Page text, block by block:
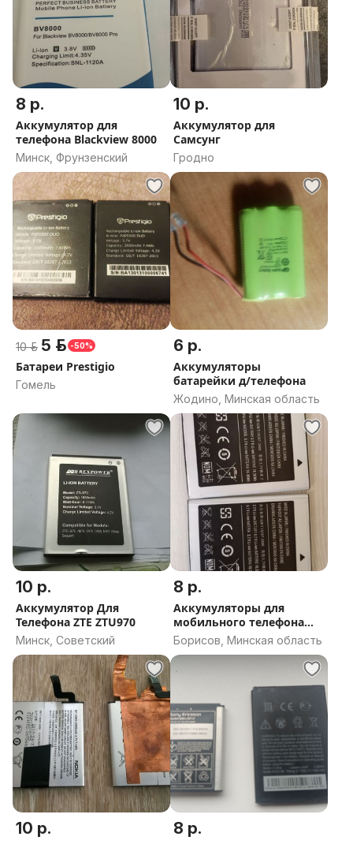
8 р.
Аккумулятор для
телефона Blackview 8000
Минск, Фрунзенский
10 р.
Аккумулятор для
Самсунг
Гродно
10 р. 5 р. -50%
Батареи Prestigio
Гомель
6 р.
Аккумуляторы
батарейки д/телефона
Жодино, Минская область
10 р.
Аккумулятор Для
Телефона ZTE ZTU970
Минск, Советский
8 р.
Аккумуляторы для
мобильного телефона
EB625152VU
Борисов, Минская область
10 р. 8 р.